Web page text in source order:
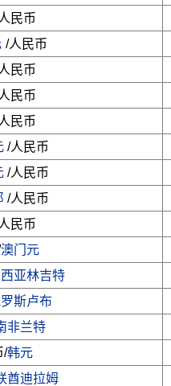
民币
/人民币
民币
民币
民币
/人民币
/人民币
/人民币
民币
澳门元
亚林吉特
斯卢布
非兰特
/韩元
酋迪拉姆